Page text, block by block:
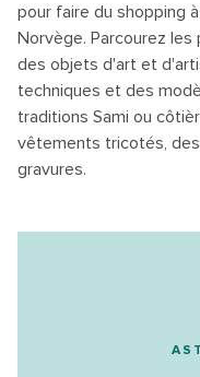
pour faire du shopping
Norvège. Parcourez
des objets d'art et
techniques et des
traditions Sami ou
vêtements tricotés,
gravures.